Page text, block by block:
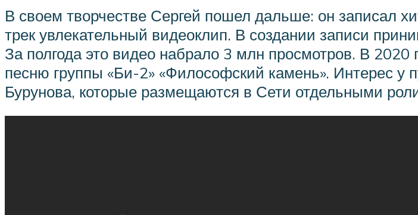
В своем творчестве Сергей пошел дальше: он записал
трек увлекательный видеоклип. В создании записи
За полгода это видео набрало 3 млн просмотров. В 2020
песню группы «Би-2» «Философский камень». Интерес у
Бурунова, которые размещаются в Сети отдельными